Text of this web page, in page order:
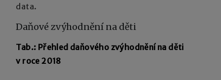
data.
Daňové zvýhodnění na děti
Tab.: Přehled daňového zvýhodnění na děti
v roce 2018